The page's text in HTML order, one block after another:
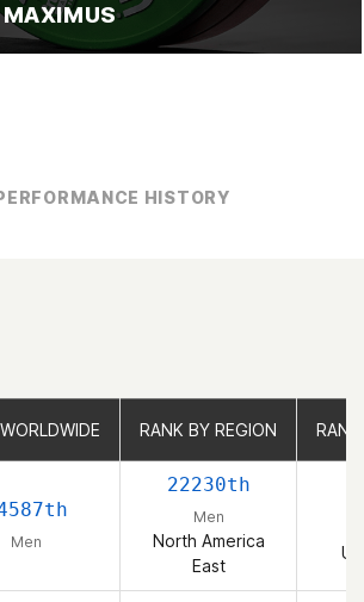
HISTORY
RANK BY REGION
Men
22230th
Men
North America
East
RANK BY REGION